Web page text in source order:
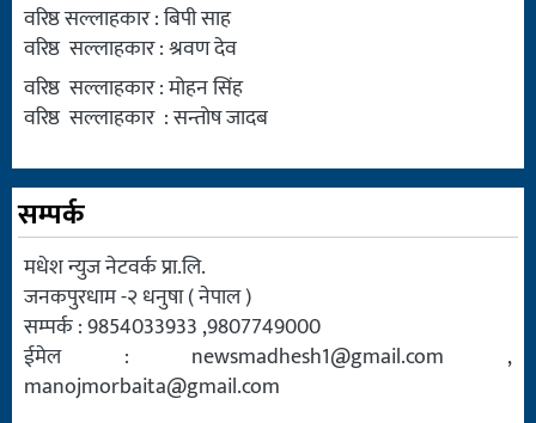
वरिष्ठ सल्लाहकार : बिपी साह
वरिष्ठ सल्लाहकार : श्रवण देव
वरिष्ठ सल्लाहकार : मोहन सिंह
वरिष्ठ सल्लाहकार : सन्तोष जादब
सम्पर्क
मधेश न्युज नेटवर्क प्रा.लि.
जनकपुरधाम -२ धनुषा ( नेपाल )
सम्पर्क : 9854033933 ,9807749000
ईमेल : newsmadhesh1@gmail.com ,
manojmorbaita@gmail.com